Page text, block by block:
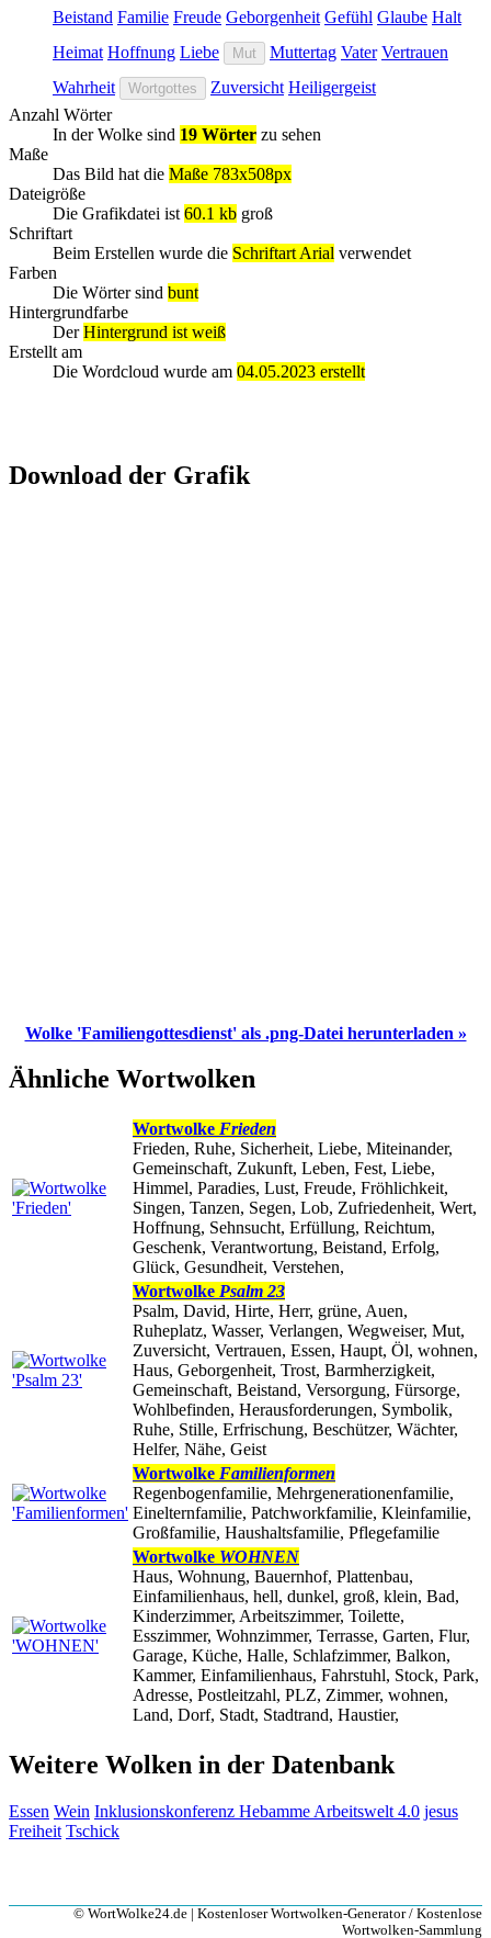
Beistand Familie Freude Geborgenheit Gefühl Glaube Halt
Heimat Hoffnung Liebe Mut Muttertag Vater Vertrauen
Wahrheit
Wortgottes Zuversicht Heiligergeist
Anzahl Wörter
In der Wolke sind 19 Wörter zu sehen
Maße
Das Bild hat die Maße 783x508px
Dateigröße
Die Grafikdatei ist 60.1 kb groß
Schriftart
Beim Erstellen wurde die Schriftart Arial verwendet
Farben
Die Wörter sind bunt
Hintergrundfarbe
DerHintergrund ist weiß
Erstellt am
Die Wordcloud wurde am 04.05.2023 erstellt
Download der Grafik
Wolke 'Familiengottesdienst' als .png-Datei herunterladen »
Ähnliche Wortwolken
Wortwolke Frieden
Frieden, Ruhe, Sicherheit, Liebe, Miteinander,
Gemeinschaft, Zukunft, Leben, Fest, Liebe,
Himmel, Paradies, Lust, Freude, Fröhlichkeit,
Singen, Tanzen, Segen, Lob, Zufriedenheit, Wert,
Hoffnung, Sehnsucht, Erfüllung, Reichtum,
Geschenk, Verantwortung, Beistand, Erfolg,
Glück, Gesundheit, Verstehen,
Wortwolke Psalm 23
Psalm, David, Hirte, Herr, grüne, Auen,
Ruheplatz, Wasser, Verlangen, Wegweiser, Mut,
Zuversicht, Vertrauen, Essen, Haupt, Öl, wohnen,
Haus, Geborgenheit, Trost, Barmherzigkeit,
Gemeinschaft, Beistand, Versorgung, Fürsorge,
Wohlbefinden, Herausforderungen, Symbolik,
Ruhe, Stille, Erfrischung, Beschützer, Wächter,
Helfer, Nähe, Geist
Wortwolke Familienformen
Regenbogenfamilie, Mehrgenerationenfamilie,
Einelternfamilie, Patchworkfamilie, Kleinfamilie,
Großfamilie, Haushaltsfamilie, Pflegefamilie
Wortwolke WOHNEN
Haus, Wohnung, Bauernhof, Plattenbau,
Einfamilienhaus, hell, dunkel, groß, klein, Bad,
Kinderzimmer, Arbeitszimmer, Toilette,
Esszimmer, Wohnzimmer, Terrasse, Garten, Flur,
Garage, Küche, Halle, Schlafzimmer, Balkon,
Kammer, Einfamilienhaus, Fahrstuhl, Stock, Park,
Adresse, Postleitzahl, PLZ, Zimmer, wohnen,
Land, Dorf, Stadt, Stadtrand, Haustier,
Weitere Wolken in der Datenbank
Essen Wein Inklusionskonferenz Hebamme Arbeitswelt 4.0 jesus
Freiheit Tschick
© WortWolke24.de | Kostenloser Wortwolken-Generator / Kostenlose
Wortwolken-Sammlung